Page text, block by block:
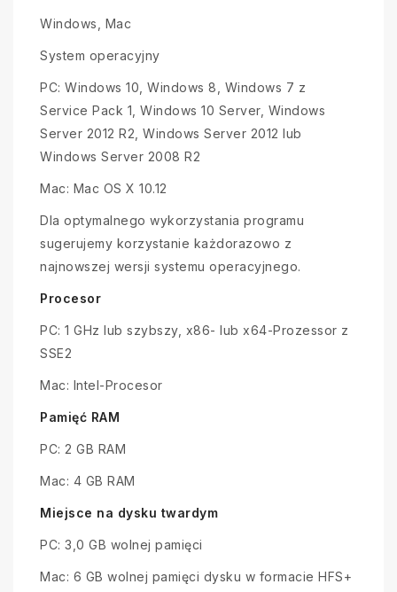
Windows, Mac
System operacyjny
PC: Windows 10, Windows 8, Windows 7 z
Service Pack 1, Windows 10 Server, Windows
Server 2012 R2, Windows Server 2012 lub
Windows Server 2008 R2
Mac: Mac OS X 10.12
Dla optymalnego wykorzystania programu
sugerujemy korzystanie każdorazowo z
najnowszej wersji systemu operacyjnego.
Procesor
PC: 1 GHz lub szybszy, x86- lub x64-Prozessor z
SSE2
Mac: Intel-Procesor
Pamięć RAM
PC: 2 GB RAM
Mac: 4 GB RAM
Miejsce na dysku twardym
PC: 3,0 GB wolnej pamięci
Mac: 6 GB wolnej pamięci dysku w formacie HFS+